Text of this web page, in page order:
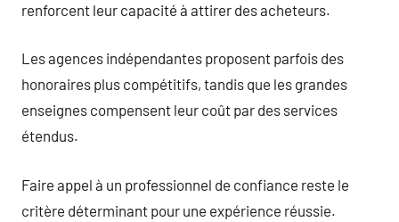
renforcent leur capacité à attirer des acheteurs.
Les agences indépendantes proposent parfois des
honoraires plus compétitifs, tandis que les grandes
enseignes compensent leur coût par des services
étendus.
Faire appel à un professionnel de confiance reste le
critère déterminant pour une expérience réussie.